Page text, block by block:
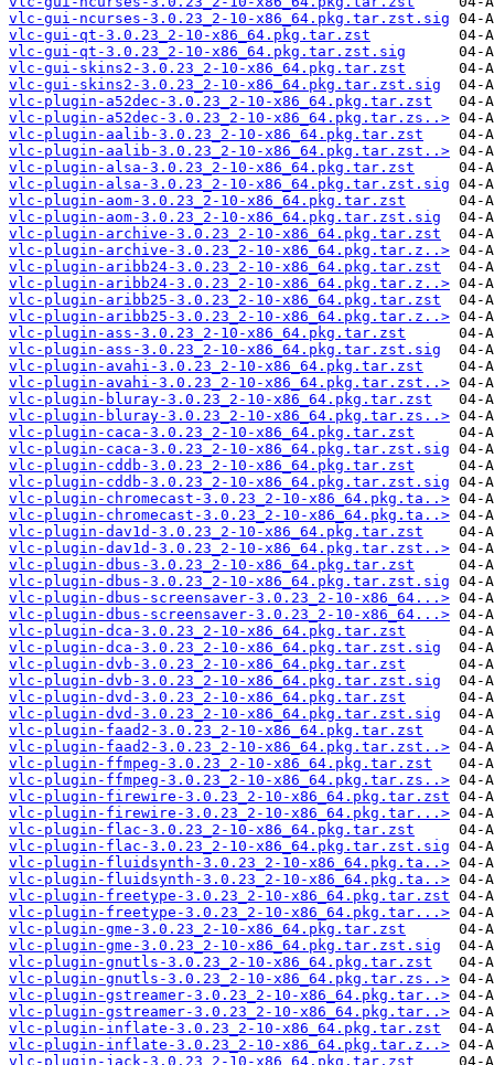
vlc-gui-ncurses-3.0.23_2-10-x86_64.pkg.tar.zst.sig
vlc-gui-qt-3.0.23_2-10-x86_64.pkg.tar.zst
vlc-gui-qt-3.0.23_2-10-x86_64.pkg.tar.zst.sig
vlc-gui-skins2-3.0.23_2-10-x86_64.pkg.tar.zst
vlc-gui-skins2-3.0.23_2-10-x86_64.pkg.tar.zst.sig
vlc-plugin-a52dec-3.0.23_2-10-x86_64.pkg.tar.zst
vlc-plugin-a52dec-3.0.23_2-10-x86_64.pkg.tar.zs..>
vlc-plugin-aalib-3.0.23_2-10-x86_64.pkg.tar.zst
vlc-plugin-aalib-3.0.23_2-10-x86_64.pkg.tar.zst..>
vlc-plugin-alsa-3.0.23_2-10-x86_64.pkg.tar.zst
vlc-plugin-alsa-3.0.23_2-10-x86_64.pkg.tar.zst.sig
vlc-plugin-aom-3.0.23_2-10-x86_64.pkg.tar.zst
vlc-plugin-aom-3.0.23_2-10-x86_64.pkg.tar.zst.sig
vlc-plugin-archive-3.0.23_2-10-x86_64.pkg.tar.zst
vlc-plugin-archive-3.0.23_2-10-x86_64.pkg.tar.z..>
vlc-plugin-aribb24-3.0.23_2-10-x86_64.pkg.tar.zst
vlc-plugin-aribb24-3.0.23_2-10-x86_64.pkg.tar.z..>
vlc-plugin-aribb25-3.0.23_2-10-x86_64.pkg.tar.zst
vlc-plugin-aribb25-3.0.23_2-10-x86_64.pkg.tar.z..>
vlc-plugin-ass-3.0.23_2-10-x86_64.pkg.tar.zst
vlc-plugin-ass-3.0.23_2-10-x86_64.pkg.tar.zst.sig
vlc-plugin-avahi-3.0.23_2-10-x86_64.pkg.tar.zst
vlc-plugin-avahi-3.0.23_2-10-x86_64.pkg.tar.zst..>
vlc-plugin-bluray-3.0.23_2-10-x86_64.pkg.tar.zst
vlc-plugin-bluray-3.0.23_2-10-x86_64.pkg.tar.zs..>
vlc-plugin-caca-3.0.23_2-10-x86_64.pkg.tar.zst
vlc-plugin-caca-3.0.23_2-10-x86_64.pkg.tar.zst.sig
vlc-plugin-cddb-3.0.23_2-10-x86_64.pkg.tar.zst
vlc-plugin-cddb-3.0.23_2-10-x86_64.pkg.tar.zst.sig
vlc-plugin-chromecast-3.0.23_2-10-x86_64.pkg.ta..>
vlc-plugin-chromecast-3.0.23_2-10-x86_64.pkg.ta..>
vlc-plugin-dav1d-3.0.23_2-10-x86_64.pkg.tar.zst
vlc-plugin-dav1d-3.0.23_2-10-x86_64.pkg.tar.zst..>
vlc-plugin-dbus-3.0.23_2-10-x86_64.pkg.tar.zst
vlc-plugin-dbus-3.0.23_2-10-x86_64.pkg.tar.zst.sig
vlc-plugin-dbus-screensaver-3.0.23_2-10-x86_64...>
vlc-plugin-dbus-screensaver-3.0.23_2-10-x86_64...>
vlc-plugin-dca-3.0.23_2-10-x86_64.pkg.tar.zst
vlc-plugin-dca-3.0.23_2-10-x86_64.pkg.tar.zst.sig
vlc-plugin-dvb-3.0.23_2-10-x86_64.pkg.tar.zst
vlc-plugin-dvb-3.0.23_2-10-x86_64.pkg.tar.zst.sig
vlc-plugin-dvd-3.0.23_2-10-x86_64.pkg.tar.zst
vlc-plugin-dvd-3.0.23_2-10-x86_64.pkg.tar.zst.sig
vlc-plugin-faad2-3.0.23_2-10-x86_64.pkg.tar.zst
vlc-plugin-faad2-3.0.23_2-10-x86_64.pkg.tar.zst..>
vlc-plugin-ffmpeg-3.0.23_2-10-x86_64.pkg.tar.zst
vlc-plugin-ffmpeg-3.0.23_2-10-x86_64.pkg.tar.zs..>
vlc-plugin-firewire-3.0.23_2-10-x86_64.pkg.tar.zst
vlc-plugin-firewire-3.0.23_2-10-x86_64.pkg.tar...>
vlc-plugin-flac-3.0.23_2-10-x86_64.pkg.tar.zst
vlc-plugin-flac-3.0.23_2-10-x86_64.pkg.tar.zst.sig
vlc-plugin-fluidsynth-3.0.23_2-10-x86_64.pkg.ta..>
vlc-plugin-fluidsynth-3.0.23_2-10-x86_64.pkg.ta..>
vlc-plugin-freetype-3.0.23_2-10-x86_64.pkg.tar.zst
vlc-plugin-freetype-3.0.23_2-10-x86_64.pkg.tar...>
vlc-plugin-gme-3.0.23_2-10-x86_64.pkg.tar.zst
vlc-plugin-gme-3.0.23_2-10-x86_64.pkg.tar.zst.sig
vlc-plugin-gnutls-3.0.23_2-10-x86_64.pkg.tar.zst
vlc-plugin-gnutls-3.0.23_2-10-x86_64.pkg.tar.zs..>
vlc-plugin-gstreamer-3.0.23_2-10-x86_64.pkg.tar..>
vlc-plugin-gstreamer-3.0.23_2-10-x86_64.pkg.tar..>
vlc-plugin-inflate-3.0.23_2-10-x86_64.pkg.tar.zst
vlc-plugin-inflate-3.0.23_2-10-x86_64.pkg.tar.z..>
vlc-plugin-jack-3.0.23_2-10-x86_64.pkg.tar.zst